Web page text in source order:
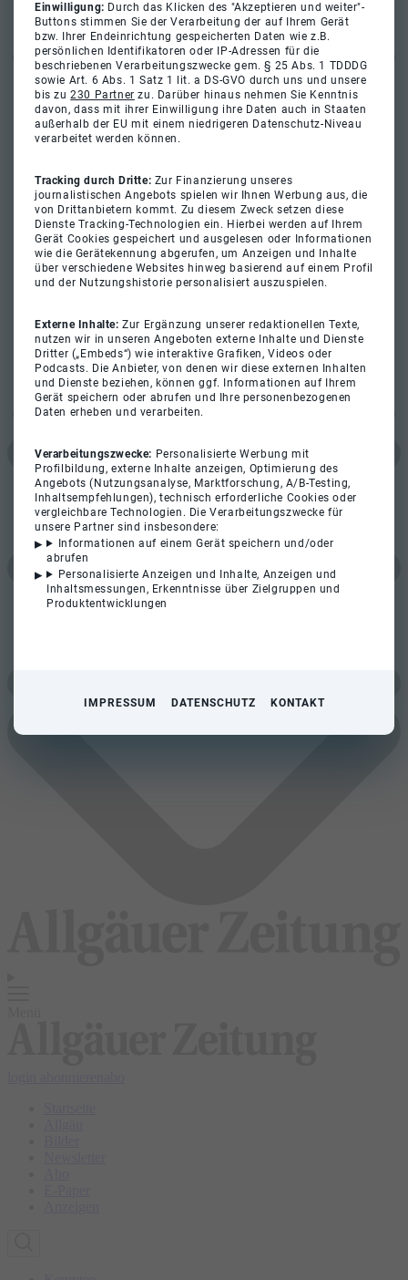
Einwilligung: Durch das Klicken des "Akzeptieren und weiter"-
Buttons stimmen Sie der Verarbeitung der auf Ihrem Gerät
bzw. Ihrer Endeinrichtung gespeicherten Daten wie z.B.
persönlichen Identifikatoren oder IP-Adressen für die
beschriebenen Verarbeitungszwecke gem. § 25 Abs. 1 TDDDG
sowie Art. 6 Abs. 1 Satz 1 lit. a DS-GVO durch uns und unsere
bis zu230 Partner zu. Darüber hinaus nehmen Sie Kenntnis
davon, dass mit ihrer Einwilligung ihre Daten auch in Staaten
außerhalb der EU mit einem niedrigeren Datenschutz-Niveau
verarbeitet werden können.
Tracking durch Dritte: Zur Finanzierung unseres
journalistischen Angebots spielen wir Ihnen Werbung aus, die
von Drittanbietern kommt. Zu diesem Zweck setzen diese
Dienste Tracking-Technologien ein. Hierbei werden auf Ihrem
Gerät Cookies gespeichert und ausgelesen oder Informationen
wie die Gerätekennung abgerufen, um Anzeigen und Inhalte
über verschiedene Websites hinweg basierend auf einem Profil
und der Nutzungshistorie personalisiert auszuspielen.
Externe Inhalte:Zur Ergänzung unserer redaktionellen Texte,
nutzen wir in unseren Angeboten externe Inhalte und Dienste
Dritter („Embeds“) wie interaktive Grafiken, Videos oder
Podcasts. Die Anbieter, von denen wir diese externen Inhalten
und Dienste beziehen, können ggf. Informationen auf Ihrem
Gerät speichern oder abrufen und Ihre personenbezogenen
Daten erheben und verarbeiten.
Verarbeitungszwecke: Personalisierte Werbung mit
Profilbildung, externe Inhalte anzeigen, Optimierung des
Angebots (Nutzungsanalyse, Marktforschung, A/B-Testing,
Inhaltsempfehlungen), technisch erforderliche Cookies oder
vergleichbare Technologien. Die Verarbeitungszwecke für
unsere Partner sind insbesondere:
Informationen auf einem Gerät speichern und/oder
abrufen
Personalisierte Anzeigen und Inhalte, Anzeigen und
Inhaltsmessungen, Erkenntnisse über Zielgruppen und
Produktentwicklungen
IMPRESSUM DATENSCHUTZ KONTAKT